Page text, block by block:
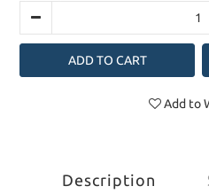
ADD TO CART
Add to
Description